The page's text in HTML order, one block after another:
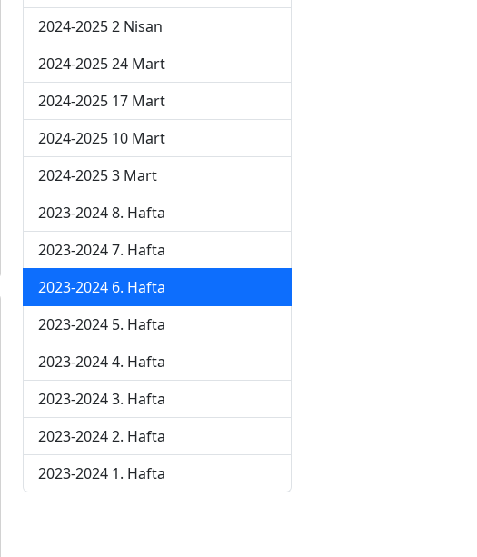
2024-2025 2 Nisan
2024-2025 24 Mart
2024-2025 17 Mart
2024-2025 10 Mart
2024-2025 3 Mart
2023-2024 8. Hafta
2023-2024 7. Hafta
2023-2024 6. Hafta
2023-2024 5. Hafta
2023-2024 4. Hafta
2023-2024 3. Hafta
2023-2024 2. Hafta
2023-2024 1. Hafta